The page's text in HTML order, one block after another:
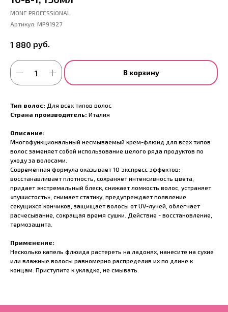
MONE PROFESSIONAL
Артикул: MP91927
1 880 руб.
В корзину
Тип волос: Для всех типов волос
Страна производитель: Италия
Описание:
Многофункциональный несмываемый крем-флюид для всех типов
волос заменяет собой использование целого ряда продуктов по
уходу за волосами.
Современная формула оказывает 10 экспресс эффектов:
восстанавливает плотность, сохраняет интенсивность цвета,
придает экстремальный блеск, снижает ломкость волос, устраняет
«пушистость», снимает статику, предупреждает появление
секущихся кончиков, защищает волосы от UV-лучей, облегчает
расчесывание, сокращая время сушки. Действие - восстановление,
термозащита.
Применение:
Несколько капель флюида растереть на ладонях, нанесите на сухие
или влажные волосы равномерно распределив их по длине к
концам. Приступите к укладке, не смывать.